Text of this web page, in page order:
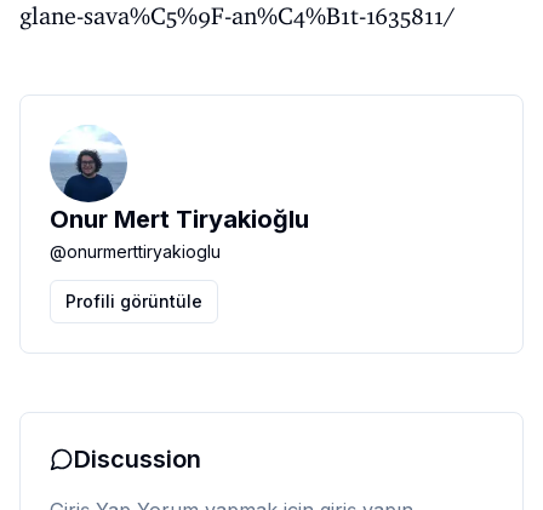
glane-sava%C5%9F-an%C4%B1t-1635811/
Onur Mert Tiryakioğlu
@onurmerttiryakioglu
Profili görüntüle
Discussion